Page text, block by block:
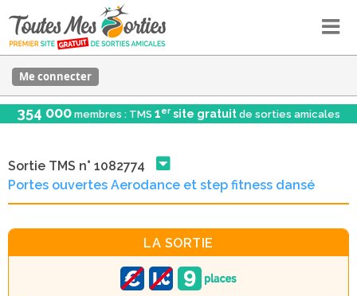
Me connecter
354 000 membres : TMS 1er site gratuit de sorties amicales
Sortie TMS n° 1082774
Portes ouvertes Aerodance et step fitness dansé
LA SORTIE